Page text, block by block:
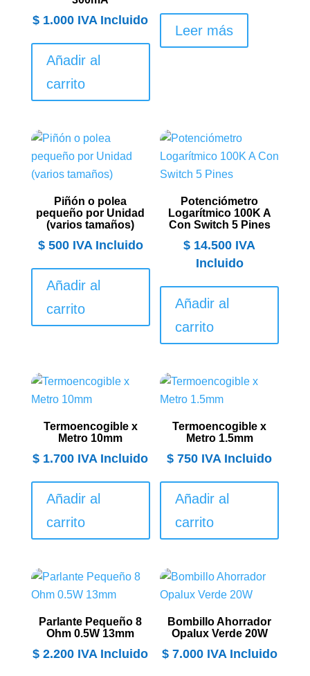
$ 1.000 IVA Incluido
Añadir al
carrito
Leer más
Piñón o polea
pequeño por Unidad
(varios tamaños)
$500 IVA Incluido
Añadir al
carrito
Potenciómetro
Logarítmico 100K A
Con Switch 5 Pines
$ 14.500 IVA
Incluido
Añadir al
carrito
Termoencogible x
Metro 10mm
$ 1.700 IVA Incluido
Añadir al
carrito
Termoencogible x
Metro 1.5mm
$ 750 IVA Incluido
Añadir al
carrito
Parlante Pequeño 8
Ohm 0.5W 13mm
$ 2.200 IVA Incluido
Bombillo Ahorrador
Opalux Verde 20W
$7.000 IVA Incluido